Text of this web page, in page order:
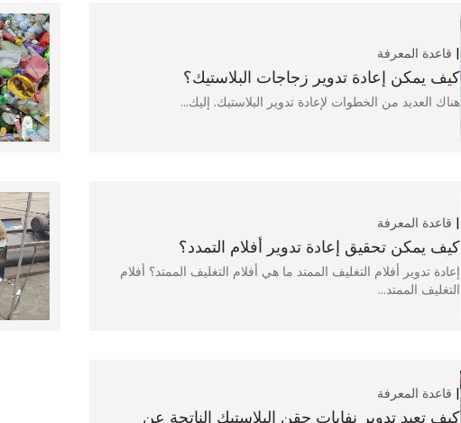
قاعدة المعرفة
كيف يمكن إعادة تدوير زجاجات البلاستيك؟
هناك العديد من الخطوات لإعادة تدوير البلاستيك. إليك...
قاعدة المعرفة
كيف يمكن تحقيق إعادة تدوير أفلام التمدد؟
إعادة تدوير أفلام التغليف الممتد ما هي أفلام التغليف الممتد؟ أفلام
التغليف الممتد...
قاعدة المعرفة
كيف تعيد تدوير نفايات حقن البلاستيك الناتجة عن